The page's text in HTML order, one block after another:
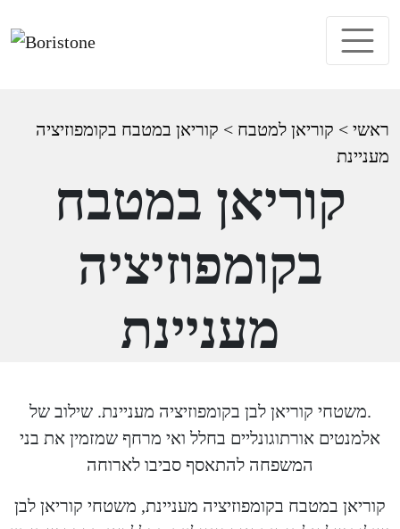
ראשי > קוריאן למטבח > קוריאן במטבח בקומפוזיציה
מעניינת
קוריאן במטבח
בקומפוזיציה
מעניינת
.משטחי קוריאן לבן בקומפוזיציה מעניינת. שילוב של
אלמנטים אורתוגונליים בחלל ואי מרחף שמזמין את בני
המשפחה להתאסף סביבו לארוחה
קוריאן במטבח בקומפוזיציה מעניינת, משטחי קוריאן לבן